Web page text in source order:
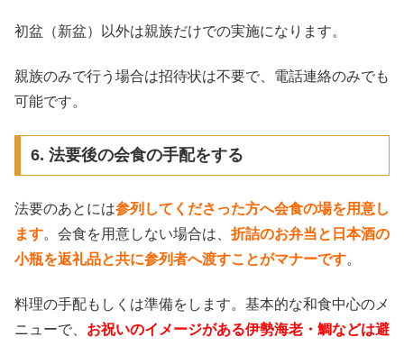
初盆（新盆）以外は親族だけでの実施になります。
親族のみで行う場合は招待状は不要で、電話連絡のみでも
可能です。
6. 法要後の会食の手配をする
法要のあとには参列してくださった方へ会食の場を用意し
ます。会食を用意しない場合は、 折詰のお弁当と日本酒の
小瓶を返礼品と共に参列者へ渡すことがマナーです。
料理の手配もしくは準備をします。基本的な和食中心のメ
ニューで、 お祝いのイメージがある伊勢海老・鯛などは避